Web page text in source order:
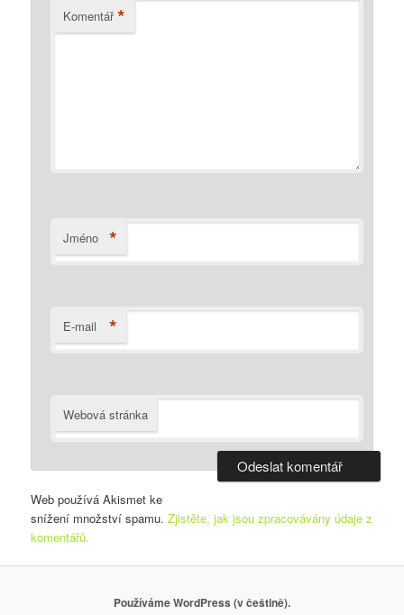
Komentář *
Jméno *
E-mail *
Webová stránka
Web používá Akismet ke
snížení množství spamu.Zjistěte, jak jsou zpracovávány údaje z
komentářů.
Používáme WordPress (v češtině).